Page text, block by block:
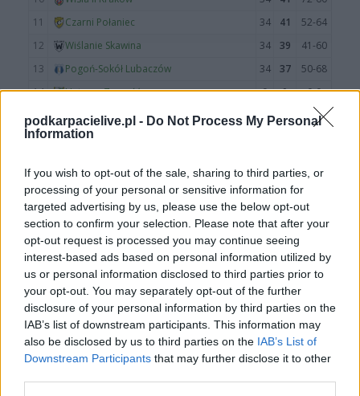
podkarpacielive.pl - Do Not Process My Personal
Information
If you wish to opt-out of the sale, sharing to third parties, or
processing of your personal or sensitive information for
targeted advertising by us, please use the below opt-out
section to confirm your selection. Please note that after your
opt-out request is processed you may continue seeing
interest-based ads based on personal information utilized by
us or personal information disclosed to third parties prior to
your opt-out. You may separately opt-out of the further
disclosure of your personal information by third parties on the
IAB’s list of downstream participants. This information may
also be disclosed by us to third parties on the IAB’s List of
Downstream Participants that may further disclose it to other
Więcej o lidze:III liga, gr. IV
CZYTAJ TAKŻE